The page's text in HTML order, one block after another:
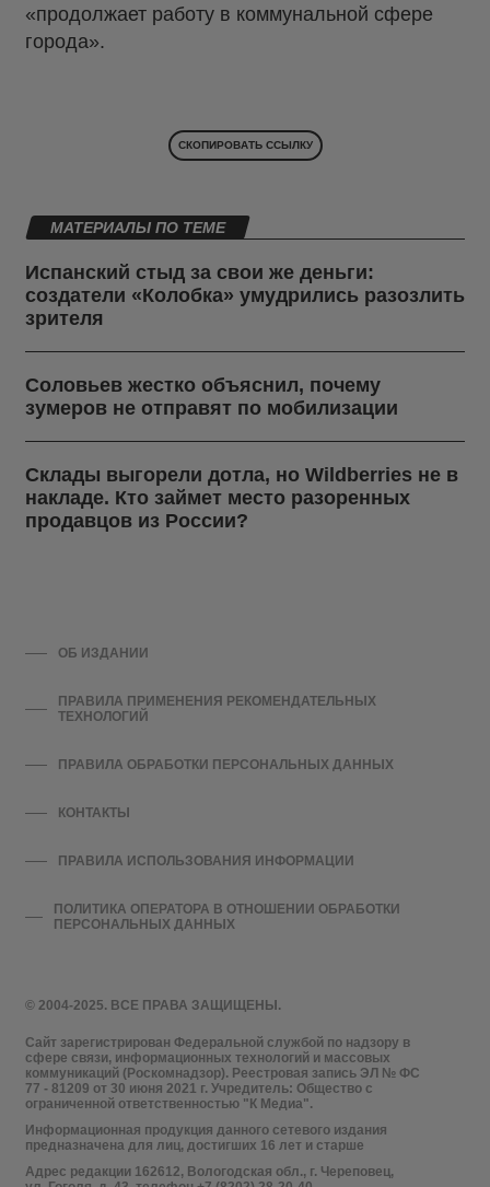
«продолжает работу в коммунальной сфере
города».
СКОПИРОВАТЬ ССЫЛКУ
МАТЕРИАЛЫ ПО ТЕМЕ
Испанский стыд за свои же деньги:
создатели «Колобка» умудрились разозлить
зрителя
Соловьев жестко объяснил, почему
зумеров не отправят по мобилизации
Склады выгорели дотла, но Wildberries не в
накладе. Кто займет место разоренных
продавцов из России?
© 2004-2025. ВСЕ ПРАВА ЗАЩИЩЕНЫ.
Сайт зарегистрирован Федеральной службой по надзору в
сфере связи, информационных технологий и массовых
коммуникаций (Роскомнадзор). Реестровая запись ЭЛ № ФС
77 - 81209 от 30 июня 2021 г. Учредитель: Общество с
ограниченной ответственностью "К Медиа".
Информационная продукция данного сетевого издания
предназначена для лиц, достигших 16 лет и старше
Адрес редакции 162612, Вологодская обл., г. Череповец,
ОБ ИЗДАНИИ
ПРАВИЛА ПРИМЕНЕНИЯ РЕКОМЕНДАТЕЛЬНЫХ
ТЕХНОЛОГИЙ
ПРАВИЛА ОБРАБОТКИ ПЕРСОНАЛЬНЫХ ДАННЫХ
КОНТАКТЫ
ПРАВИЛА ИСПОЛЬЗОВАНИЯ ИНФОРМАЦИИ
ПОЛИТИКА ОПЕРАТОРА В ОТНОШЕНИИ ОБРАБОТКИ
ПЕРСОНАЛЬНЫХ ДАННЫХ